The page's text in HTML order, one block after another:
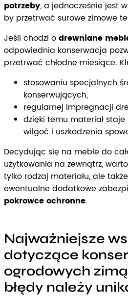
potrzeby, a jednocześnie jest
by przetrwać surowe zimowe
Jeśli chodzi odrewniane
odpowiednia konserwacja
przetrwać chłodne miesiące.
stosowaniu specjalnych
konserwujących,
regularnej impregnacji
dzięki temu materiał
wilgoć i uszkodzenia
Decydując się na meble do
użytkowania na zewnątrz,
tylko rodzaj materiału, ale
ewentualne dodatkowe
pokrowce ochronne.
Najważniejsze
dotyczące
ogrodowych
błędy należy